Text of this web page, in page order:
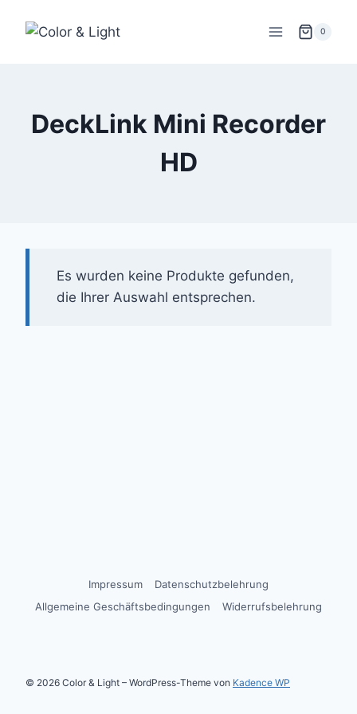
Inhalt
0
DeckLink Mini Recorder
HD
Es wurden keine Produkte gefunden,
die Ihrer Auswahl entsprechen.
Impressum
Datenschutzbelehrung
Allgemeine Geschäftsbedingungen
Widerrufsbelehrung
© 2026 Color & Light – WordPress-Theme von Kadence WP